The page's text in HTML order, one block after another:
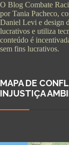
O Blog Combate
por Tania Pacheco,
Daniel Levi e design
lucrativos e utiliza
conteúdo é
sem fins lucrativos.
MAPA DE
INJUSTIÇA